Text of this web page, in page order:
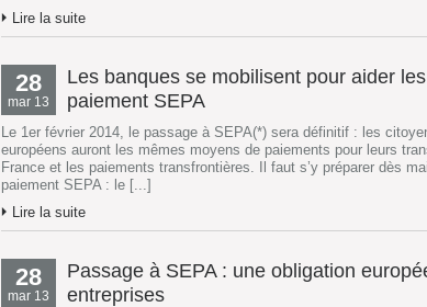
Lire la suite
28
mar 13
Les banques se mobilisent pour aider
paiement SEPA
Le 1er février 2014, le passage à SEPA(*) sera définitif : les
européens auront les mêmes moyens de paiements pour leurs
France et les paiements transfrontières. Il faut s’y préparer dès
paiement SEPA : le [...]
Lire la suite
28
mar 13
Passage à SEPA : une obligation
entreprises